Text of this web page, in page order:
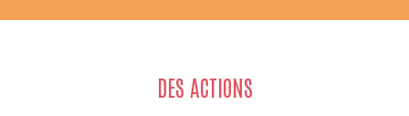
DES ACTIONS